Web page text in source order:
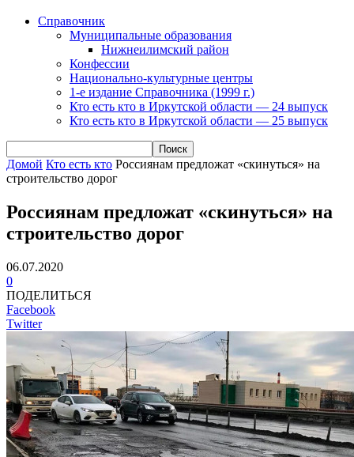
Справочник
Муниципальные образования
Нижнеилимский район
Конфессии
Национально-культурные центры
1-е издание Справочника (1999 г.)
Кто есть кто в Иркутской области — 24 выпуск
Кто есть кто в Иркутской области — 25 выпуск
Домой Кто есть кто Россиянам предложат «скинуться» на
строительство дорог
Россиянам предложат «скинуться» на
строительство дорог
06.07.2020
0
ПОДЕЛИТЬСЯ
Facebook
Twitter